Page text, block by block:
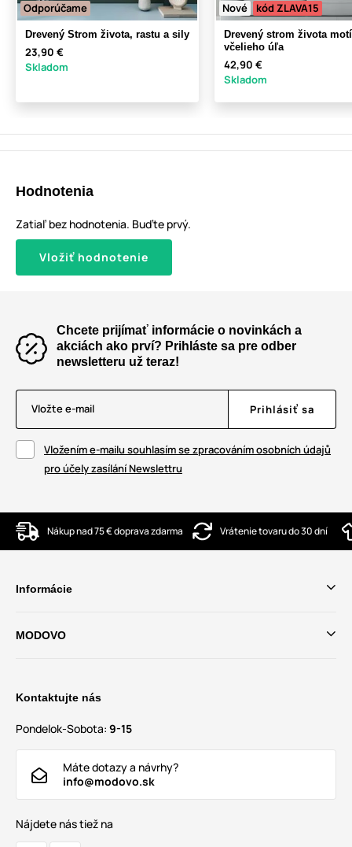
Odporúčame
Drevený Strom života, rastu a sily
23,90 €
Skladom
Nové kód ZLAVA15
Drevený strom života
včelieho úľa
42,90 €
Skladom
Hodnotenia
Zatiaľ bez hodnotenia. Buďte prvý.
Vložiť hodnotenie
Chcete prijímať informácie o novinkách a
akciách ako prví? Prihláste sa pre odber
newsletteru už teraz!
Vložte e-mail Prihlásiť sa
Vložením e-mailu souhlasím se zpracováním osobních údajů
pro účely zasílání Newslettru
Nákup nad 75 € doprava zdarma Vrátenie tovaru do 30 dní
Informácie
MODOVO
Kontaktujte nás
Pondelok-Sobota: 9-15
Máte dotazy a návrhy?
info@modovo.sk
Nájdete nás tiež na